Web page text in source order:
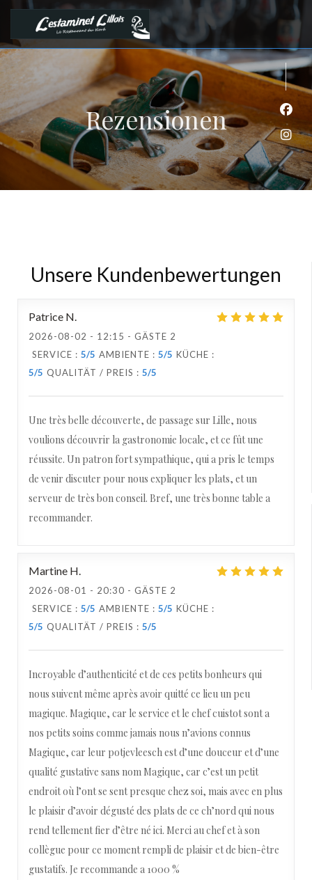
Rezensionen
Unsere Kundenbewertungen
Patrice N
2026-08-02 - 12:15 - GÄSTE 2
SERVICE : 5/5 AMBIENTE : 5/5 KÜCHE :
5/5 QUALITÄT / PREIS : 5/5
Une très belle découverte, de passage sur Lille, nous
voulions découvrir la gastronomie locale, et ce fût une
réussite. Un patron fort sympathique, qui a pris le temps
de venir discuter pour nous expliquer les plats, et un
serveur de très bon conseil. Bref, une très bonne table a
recommander.
Martine H
2026-08-01 - 20:30 - GÄSTE 2
SERVICE : 5/5 AMBIENTE : 5/5 KÜCHE :
5/5 QUALITÄT / PREIS : 5/5
Incroyable d’authenticité et de ces petits bonheurs qui
nous suivent même après avoir quitté ce lieu un peu
magique. Magique, car le service et le chef cuistot sont a
nos petits soins comme jamais nous n’avions connus
Magique, car leur potjevleesch est d’une douceur et d’une
qualité gustative sans nom Magique, car c’est un petit
endroit où l’ont se sent presque chez soi, mais avec en plus
le plaisir d’avoir dégusté des plats de ce ch’nord qui nous
rend tellement fier d’être né ici. Merci au chef et à son
collègue pour ce moment rempli de plaisir et de bien-être
gustatifs. Je recommande a 1000 %